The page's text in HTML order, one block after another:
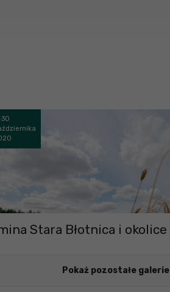
30
Stara Błotnica i okolice
Pokaż pozostałe galerie